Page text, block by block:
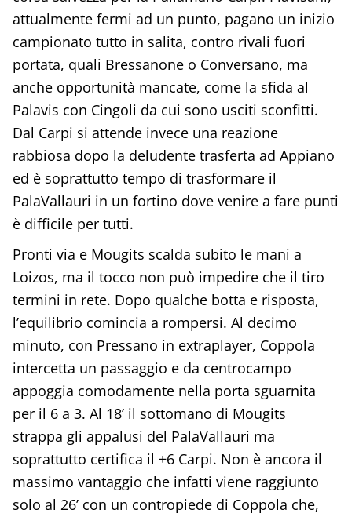
attualmente fermi ad un punto, pagano un inizio
campionato tutto in salita, contro rivali fuori
portata, quali Bressanone o Conversano, ma
anche opportunità mancate, come la sfida al
Palavis con Cingoli da cui sono usciti sconfitti.
Dal Carpi si attende invece una reazione
rabbiosa dopo la deludente trasferta ad Appiano
ed è soprattutto tempo di trasformare il
PalaVallauri in un fortino dove venire a fare punti
è difficile per tutti.
Pronti via e Mougits scalda subito le mani a
Loizos, ma il tocco non può impedire che il tiro
termini in rete. Dopo qualche botta e risposta,
l’equilibrio comincia a rompersi. Al decimo
minuto, con Pressano in extraplayer, Coppola
intercetta un passaggio e da centrocampo
appoggia comodamente nella porta sguarnita
per il 6 a 3. Al 18’ il sottomano di Mougits
strappa gli appalusi del PalaVallauri ma
soprattutto certifica il +6 Carpi. Non è ancora il
massimo vantaggio che infatti viene raggiunto
solo al 26’ con un contropiede di Coppola che,